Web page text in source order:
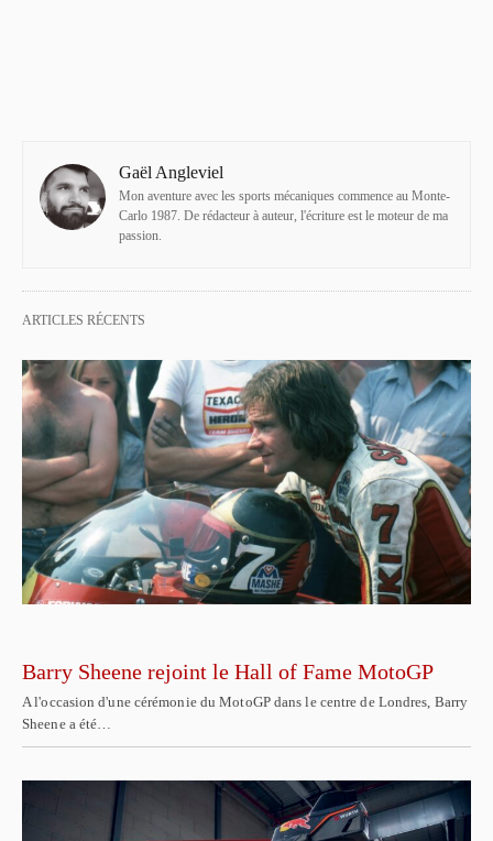
Gaël Angleviel
Mon aventure avec les sports mécaniques commence au Monte-
Carlo 1987. De rédacteur à auteur, l'écriture est le moteur de ma
passion.
ARTICLES RÉCENTS
Barry Sheene rejoint le Hall of Fame MotoGP
A l'occasion d'une cérémonie du MotoGP dans le centre de Londres, Barry
Sheene a été…